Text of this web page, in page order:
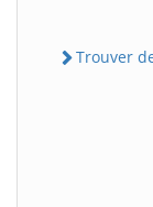
Trouver